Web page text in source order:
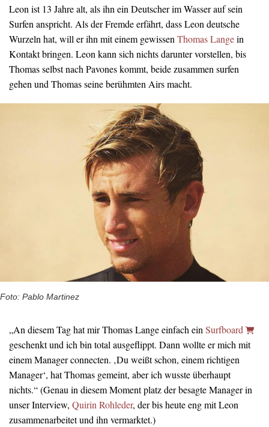
Leon ist 13 Jahre alt, als ihn ein Deutscher im Wasser auf sein
Surfen anspricht. Als der Fremde erfährt, dass Leon deutsche
Wurzeln hat, will er ihn mit einem gewissenThomas Langein
Kontakt bringen. Leon kann sich nichts darunter vorstellen, bis
Thomas selbst nach Pavones kommt, beide zusammen surfen
gehen und Thomas seine berühmten Airs macht.
Foto: Pablo Martinez
„An diesem Tag hat mir Thomas Lange einfach einSurfboard
geschenkt und ich bin total ausgeflippt. Dann wollte er mich mit
einem Manager connecten. ‚Du weißt schon, einem richtigen
Manager‘, hat Thomas gemeint, aber ich wusste überhaupt
nichts.“ (Genau in diesem Moment platz der besagte Manager in
unser Interview, Quirin Rohleder, der bis heute eng mit Leon
zusammenarbeitet und ihn vermarktet.)